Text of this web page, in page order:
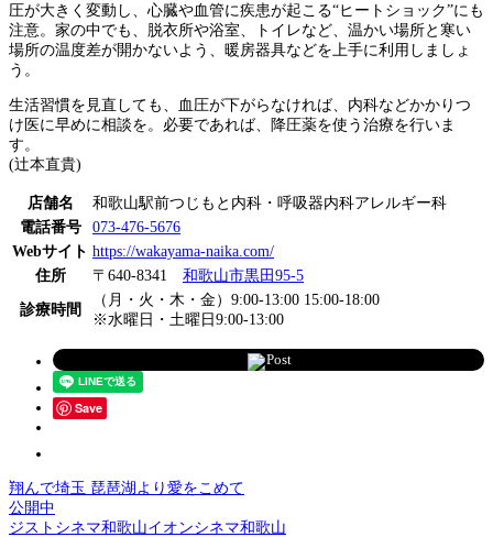
圧が大きく変動し、心臓や血管に疾患が起こる“ヒートショック”にも
注意。家の中でも、脱衣所や浴室、トイレなど、温かい場所と寒い
場所の温度差が開かないよう、暖房器具などを上手に利用しましょ
う。
生活習慣を見直しても、血圧が下がらなければ、内科などかかりつ
け医に早めに相談を。必要であれば、降圧薬を使う治療を行いま
す。
(辻本直貴)
店舗名
和歌山駅前つじもと内科・呼吸器内科アレルギー科
電話番号
073-476-5676
Webサイト https://wakayama-naika.com/
住所
〒640-8341 和歌山市黒田95-5
診療時間
（月・火・木・金）9:00-13:00 15:00-18:00
※水曜日・土曜日9:00-13:00
Post
Save
翔んで埼玉 琵琶湖より愛をこめて
公開中
ジストシネマ和歌山イオンシネマ和歌山